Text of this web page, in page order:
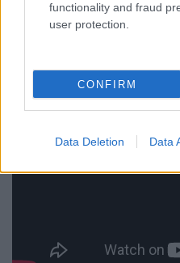
functionality and fraud
user protection.
CONFIRM
Data Deletion Data